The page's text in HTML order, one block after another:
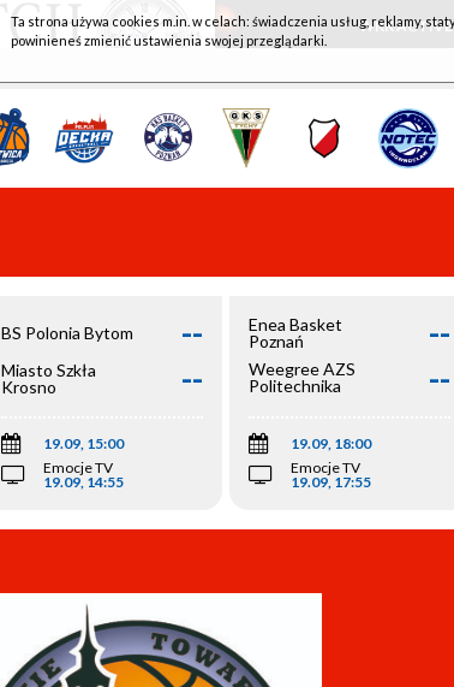
WKK
BS Polonia Bytom --
Miasto Szkła
Krosno
--
19.09, 15:00
Emocje TV
19.09, 14:55
Enea Basket
Poznań
--
Weegree AZS
Politechnika
--
19.09, 18:00
Emocje TV
19.09, 17:55
Ta strona używa cookies m.in. w celach: świadczenia usług, reklamy,
powinieneś zmienić ustawienia swojej przeglądarki.